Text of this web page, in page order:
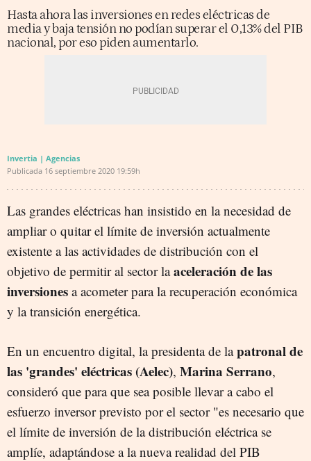
Hasta ahora las inversiones en redes eléctricas de
media y baja tensión no podían superar el 0,13% del PIB
nacional, por eso piden aumentarlo.
Invertia | Agencias
Publicada 16 septiembre 2020 19:59h
Las grandes eléctricas han insistido en la necesidad de
ampliar o quitar el límite de inversión actualmente
existente a las actividades de distribución con el
objetivo de permitir al sector laaceleración de las
inversiones a acometer para la recuperación económica
y la transición energética.
En un encuentro digital, la presidenta de lapatronal de
las 'grandes' eléctricas (Aelec), Marina Serrano,
consideró que para que sea posible llevar a cabo el
esfuerzo inversor previsto por el sector "es necesario que
el límite de inversión de la distribución eléctrica se
amplíe, adaptándose a la nueva realidad del PIB